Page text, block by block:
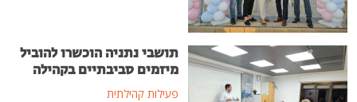
תושבי נתניה הוכשרו להוביל
מיזמים סביבתיים בקהילה
פעילות קהילתית